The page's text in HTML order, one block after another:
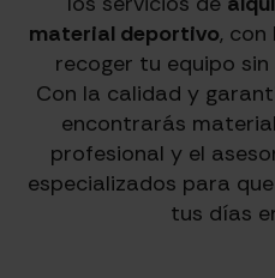
material deportivo,
recoger tu equipo
Con la calidad y
encontrarás
profesional y el
especializados para
tus días